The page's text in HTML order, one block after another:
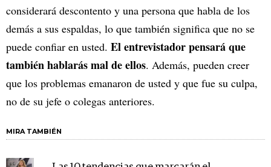
considerará descontento y una persona que habla de los
demás a sus espaldas, lo que también significa que no se
puede confiar en usted. El entrevistador pensará que
también hablarás mal de ellos. Además, pueden creer
que los problemas emanaron de usted y que fue su culpa,
no de su jefe o colegas anteriores.
MIRA TAMBIÉN